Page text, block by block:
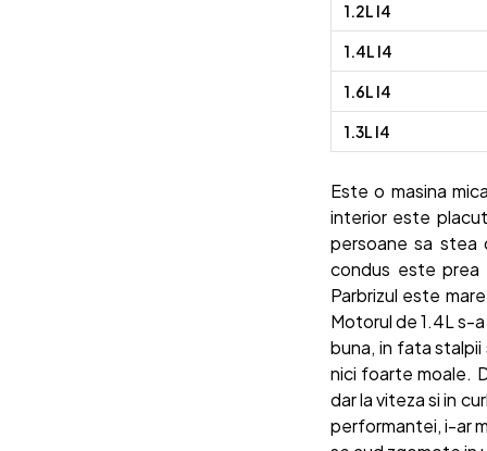
1.2L I4
1.4L I4
1.6L I4
1.3L I4
Este o masina
interior este
persoane sa stea
condus este prea
Parbrizul este
Motorul de 1.4L s-
buna, in fata
nici foarte moale.
dar la viteza si in
performantei, i-ar